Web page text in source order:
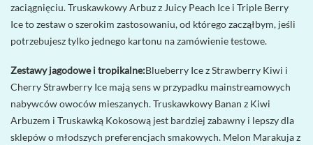
zaciągnięciu. Truskawkowy Arbuz z Juicy Peach Ice i Triple Berry
Ice to zestaw o szerokim zastosowaniu, od którego zacząłbym, jeśli
potrzebujesz tylko jednego kartonu na zamówienie testowe.
Zestawy jagodowe i tropikalne:Blueberry Ice z Strawberry Kiwi i
Cherry Strawberry Ice mają sens w przypadku mainstreamowych
nabywców owoców mieszanych. Truskawkowy Banan z Kiwi
Arbuzem i Truskawką Kokosową jest bardziej zabawny i lepszy dla
sklepów o młodszych preferencjach smakowych. Melon Marakuja z